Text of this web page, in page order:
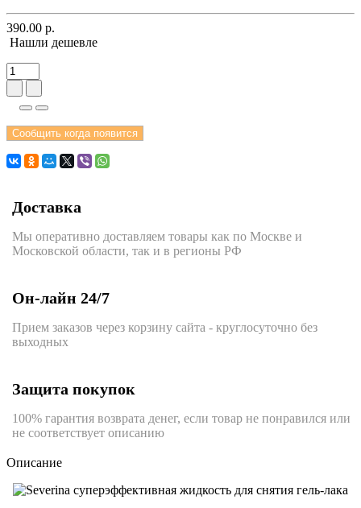
390.00 р.
Нашли дешевле
Сообщить когда появится
Доставка
Мы оперативно доставляем товары как по Москве и
Московской области, так и в регионы РФ
Он-лайн 24/7
Прием заказов через корзину сайта - круглосуточно без
выходных
Защита покупок
100% гарантия возврата денег, если товар не понравился или
не соответствует описанию
Описание